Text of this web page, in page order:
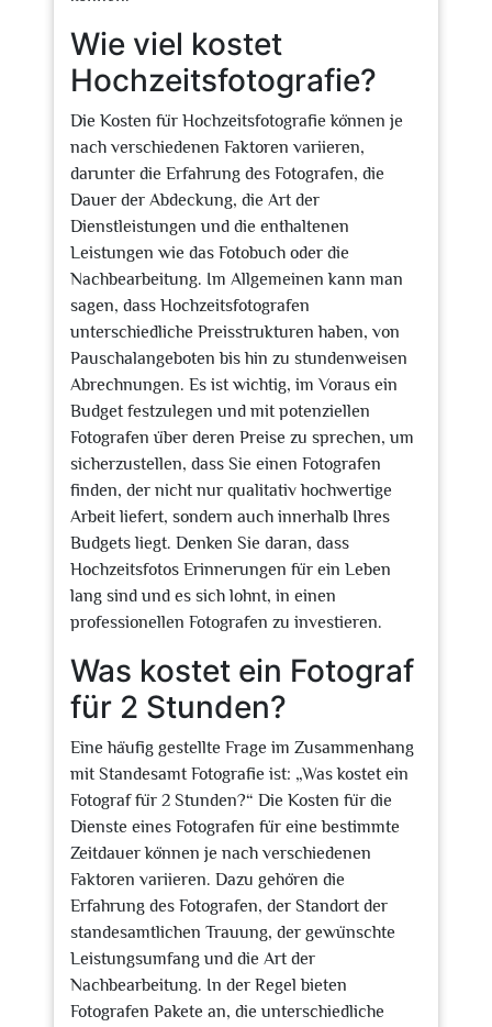
Wie viel kostet
Hochzeitsfotografie?
Die Kosten für Hochzeitsfotografie können je
nach verschiedenen Faktoren variieren,
darunter die Erfahrung des Fotografen, die
Dauer der Abdeckung, die Art der
Dienstleistungen und die enthaltenen
Leistungen wie das Fotobuch oder die
Nachbearbeitung. Im Allgemeinen kann man
sagen, dass Hochzeitsfotografen
unterschiedliche Preisstrukturen haben, von
Pauschalangeboten bis hin zu stundenweisen
Abrechnungen. Es ist wichtig, im Voraus ein
Budget festzulegen und mit potenziellen
Fotografen über deren Preise zu sprechen, um
sicherzustellen, dass Sie einen Fotografen
finden, der nicht nur qualitativ hochwertige
Arbeit liefert, sondern auch innerhalb Ihres
Budgets liegt. Denken Sie daran, dass
Hochzeitsfotos Erinnerungen für ein Leben
lang sind und es sich lohnt, in einen
professionellen Fotografen zu investieren.
Was kostet ein Fotograf
für 2 Stunden?
Eine häufig gestellte Frage im Zusammenhang
mit Standesamt Fotografie ist: „Was kostet ein
Fotograf für 2 Stunden?“ Die Kosten für die
Dienste eines Fotografen für eine bestimmte
Zeitdauer können je nach verschiedenen
Faktoren variieren. Dazu gehören die
Erfahrung des Fotografen, der Standort der
standesamtlichen Trauung, der gewünschte
Leistungsumfang und die Art der
Nachbearbeitung. In der Regel bieten
Fotografen Pakete an, die unterschiedliche